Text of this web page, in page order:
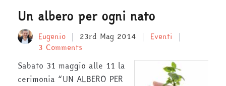
Un albero per ogni nato
Eugenio 23rd Mag 2014
Eventi
3 Comments
Sabato 31 maggio alle 11 la
cerimonia “UN ALBERO PER